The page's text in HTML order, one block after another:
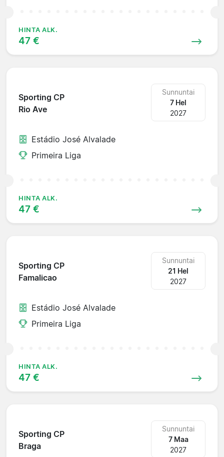
HINTA ALK.
47 €
Sporting CP
Rio Ave
Sunnuntai
7 Hel
2027
Estádio José Alvalade
Primeira Liga
HINTA ALK.
47 €
Sporting CP
Famalicao
Sunnuntai
21 Hel
2027
Estádio José Alvalade
Primeira Liga
HINTA ALK.
47 €
Sporting CP
Braga
Sunnuntai
7 Maa
2027